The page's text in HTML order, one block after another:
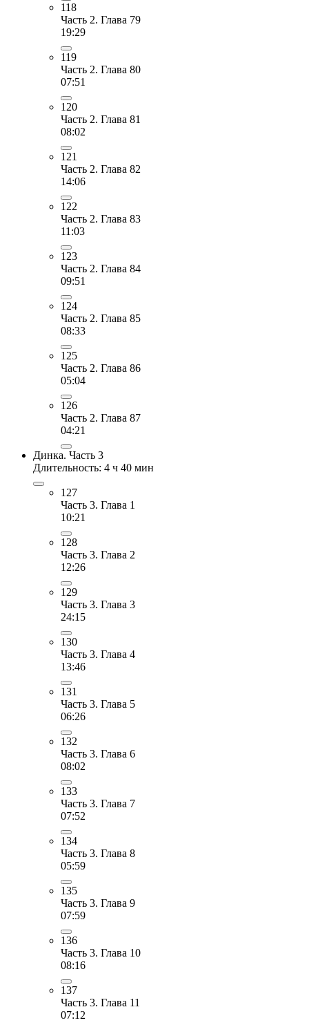
118
Часть 2. Глава 79
19:29
119
Часть 2. Глава 80
07:51
120
Часть 2. Глава 81
08:02
121
Часть 2. Глава 82
14:06
122
Часть 2. Глава 83
11:03
123
Часть 2. Глава 84
09:51
124
Часть 2. Глава 85
08:33
125
Часть 2. Глава 86
05:04
126
Часть 2. Глава 87
04:21
Динка. Часть 3
Длительность: 4 ч 40 мин
127
Часть 3. Глава 1
10:21
128
Часть 3. Глава 2
12:26
129
Часть 3. Глава 3
24:15
130
Часть 3. Глава 4
13:46
131
Часть 3. Глава 5
06:26
132
Часть 3. Глава 6
08:02
133
Часть 3. Глава 7
07:52
134
Часть 3. Глава 8
05:59
135
Часть 3. Глава 9
07:59
136
Часть 3. Глава 10
08:16
137
Часть 3. Глава 11
07:12